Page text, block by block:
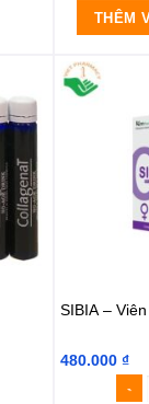
THÊM
SIBIA –
480.000 ₫